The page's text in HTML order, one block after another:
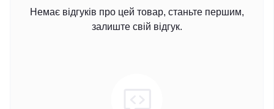
Немає відгуків про цей товар, станьте першим,
залиште свій відгук.